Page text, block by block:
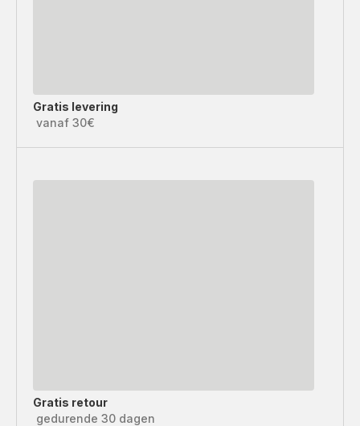
Gratis levering
vanaf 30€
Gratis retour
gedurende 30 dagen